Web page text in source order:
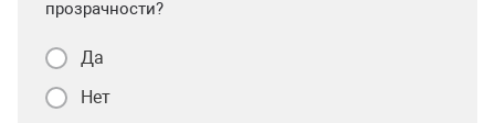
прозрачности?
Да
Нет